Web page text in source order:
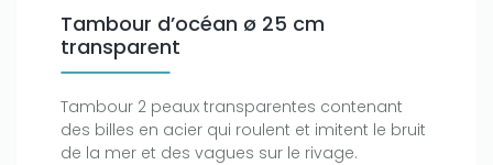
Tambour d’océan ø 25 cm
transparent
Tambour 2 peaux transparentes contenant
des billes en acier qui roulent et imitent le bruit
de la mer et des vagues sur le rivage.